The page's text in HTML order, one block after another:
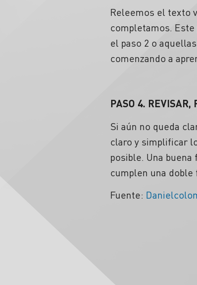
Releemos el texto
completamos.
el paso 2 o
comenzando a
PASO 4. REVISAR,
Si aún no queda
claro y simplificar
posible. Una
cumplen una
Fuente: